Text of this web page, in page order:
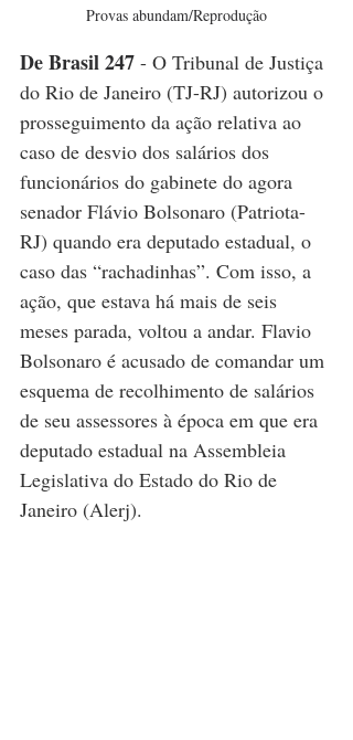
Provas abundam/Reprodução
De Brasil 247 - O Tribunal de Justiça
do Rio de Janeiro (TJ-RJ) autorizou o
prosseguimento da ação relativa ao
caso de desvio dos salários dos
funcionários do gabinete do agora
senador Flávio Bolsonaro (Patriota-
RJ) quando era deputado estadual, o
caso das “rachadinhas”. Com isso, a
ação, que estava há mais de seis
meses parada, voltou a andar. Flavio
Bolsonaro é acusado de comandar um
esquema de recolhimento de salários
de seu assessores à época em que era
deputado estadual na Assembleia
Legislativa do Estado do Rio de
Janeiro (Alerj).